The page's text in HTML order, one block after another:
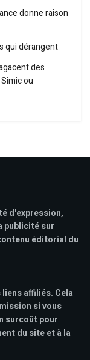
donne raison
qui dérangent
des
ou
d'expression,
publicité sur
éditorial du
affiliés. Cela
si vous
surcoût pour
du site et à la